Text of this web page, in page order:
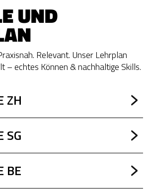
UND
Relevant. Unser Lehrplan
– echtes Können & nachhaltige Skills.
ZH
SG
BE